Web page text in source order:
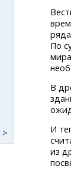
По
В
И
из